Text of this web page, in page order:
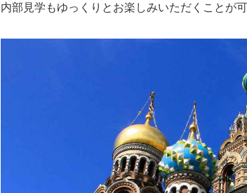
内部見学もゆっくりとお楽しみいただくことが可